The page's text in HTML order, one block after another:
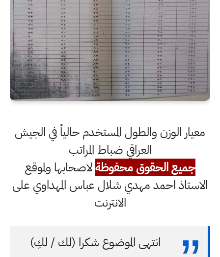
معيار الوزن والطول المستخدم حالياً في الجيش
العراقي ضباط المراتب
جميع الحقوق محفوظةلاصحابها ولموقع
الاستاذ احمد مهدي شلال عباس المهداوي على
الانترنت
انتهى الموضوع شكرا (لك / لكِ)